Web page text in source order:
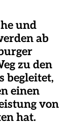
und
ab
zu den
begleitet,
einen
von
hat.